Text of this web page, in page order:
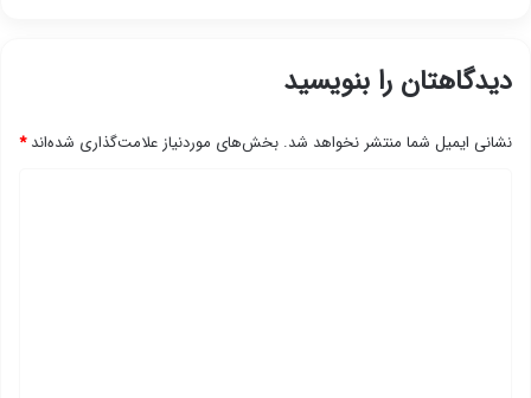
دیدگاهتان را بنویسید
نشانی ایمیل شما منتشر نخواهد شد. بخش‌های موردنیاز علامت‌گذاری شده‌اند*